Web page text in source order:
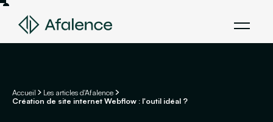
Accueil
Les articles d'Afalence
Création de site internet Webflow : l'outil idéal ?